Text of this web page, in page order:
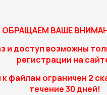
ОБРАЩАЕМ ВАШЕ
и доступ возможны
регистрации на
файлам ограничен 2
течение 30 дней!